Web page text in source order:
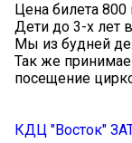
Цена билета
Дети до 3-х лет
Мы из будней
️Так же
посещение
КДЦ "Восток"